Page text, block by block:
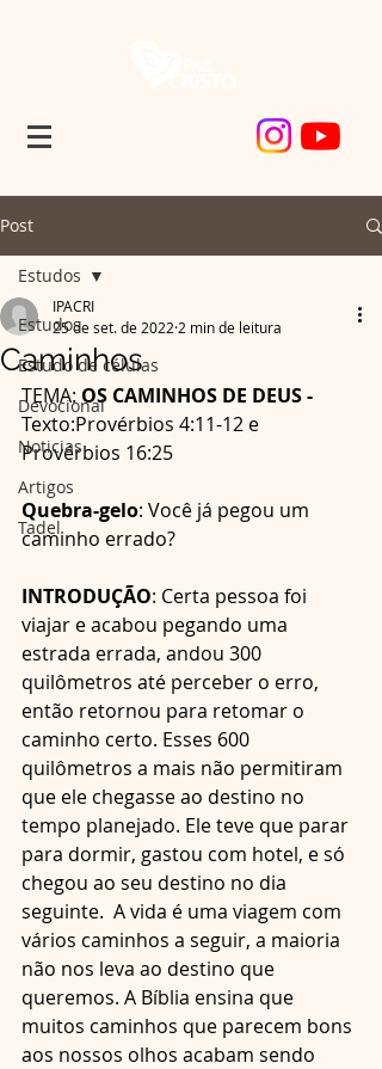
Post
Estudos
Estudo de células
Devocional
Noticias
Artigos
Tadel
Estudos
Caminhos
IPACRI
25 de set. de 2022 2 min de leitura
TEMA: OS CAMINHOS DE DEUS -
Texto:Provérbios 4:11-12 e
Provérbios 16:25
Quebra-gelo: Você já pegou um
caminho errado?
INTRODUÇÃO: Certa pessoa foi
viajar e acabou pegando uma
estrada errada, andou 300
quilômetros até perceber o erro,
então retornou para retomar o
caminho certo. Esses 600
quilômetros a mais não permitiram
que ele chegasse ao destino no
tempo planejado. Ele teve que parar
para dormir, gastou com hotel, e só
chegou ao seu destino no dia
seguinte.  A vida é uma viagem com
vários caminhos a seguir, a maioria
não nos leva ao destino que
queremos. A Bíblia ensina que
muitos caminhos que parecem bons
aos nossos olhos acabam sendo